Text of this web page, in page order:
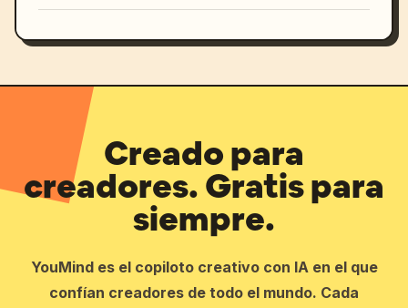
Creado para
creadores. Gratis para
siempre.
YouMind es el copiloto creativo con IA en el que
confían creadores de todo el mundo. Cada